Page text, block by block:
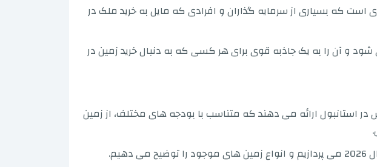
که بسیاری از سرمایه گذاران و افرادی که مایل به خرید ملک در
شود و آن را به یک جاذبه قوی برای هر کسی که به دنبال خرید زمین در
استانبول ارائه می دهند که متناسب با بودجه های مختلف، از زمین